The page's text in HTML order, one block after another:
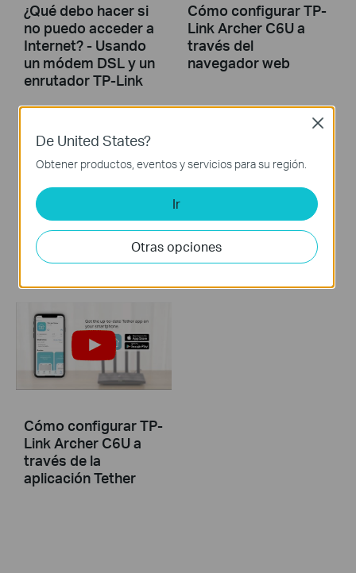
¿Qué debo hacer si
no puedo acceder a
Internet? - Usando
un módem DSL y un
enrutador TP-Link
Si no puede acceder a
Internet con un módem
Link, este video puede
ayudarlo a resolver el
problema.
Más
Cómo configurar TP-
Link Archer C6U a
través del
navegador web
Cómo configurar TP-
Link Archer C6U a
través de la
aplicación Tether
De United States?
Obtener productos, eventos y servicios para su región.
Ir
Otras opciones
Close